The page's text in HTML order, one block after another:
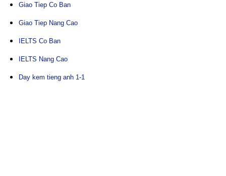
Giao Tiep Co Ban
Giao Tiep Nang Cao
IELTS Co Ban
IELTS Nang Cao
Day kem tieng anh 1-1